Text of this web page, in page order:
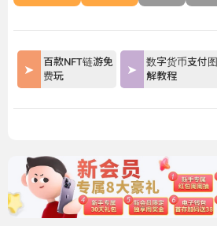
百款NFT链游免
费玩
数字货币支付图
解教程